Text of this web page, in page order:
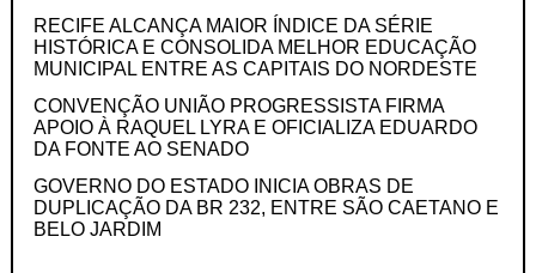
RECIFE ALCANÇA MAIOR ÍNDICE DA SÉRIE
HISTÓRICA E CONSOLIDA MELHOR EDUCAÇÃO
MUNICIPAL ENTRE AS CAPITAIS DO NORDESTE
CONVENÇÃO UNIÃO PROGRESSISTA FIRMA
APOIO À RAQUEL LYRA E OFICIALIZA EDUARDO
DA FONTE AO SENADO
GOVERNO DO ESTADO INICIA OBRAS DE
DUPLICAÇÃO DA BR 232, ENTRE SÃO CAETANO E
BELO JARDIM